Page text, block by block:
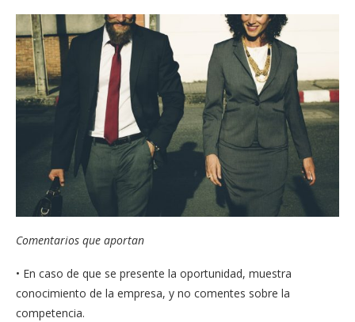
Comentarios que aportan
• En caso de que se presente la oportunidad, muestra
conocimiento de la empresa, y no comentes sobre la
competencia.